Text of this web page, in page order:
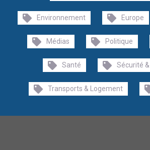
Environnement Europe
Médias Politique
Santé Sécurité
Transports & Logement